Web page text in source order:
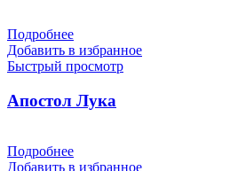
Подробнее
Добавить в избранное
Быстрый просмотр
Апостол Лука
Подробнее
Добавить в избранное